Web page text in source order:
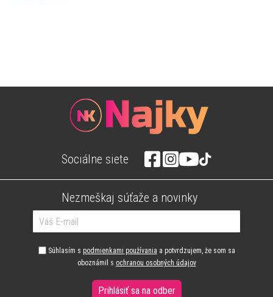
Sociálne siete
Nezmeškaj súťaže a novinky
Súhlasím s podmienkami používania a potvrdzujem, že som sa
oboznámil s ochranou osobných údajov
Prihlásiť sa na odber